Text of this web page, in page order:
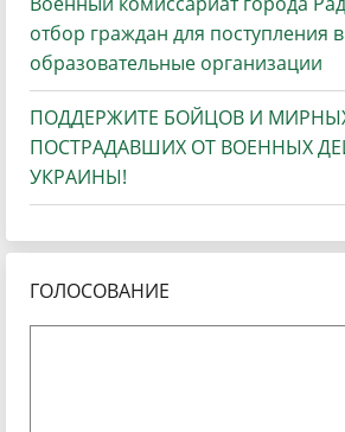
отбор граждан для поступления
образовательные организации
ПОДДЕРЖИТЕ БОЙЦОВ И
ПОСТРАДАВШИХ ОТ ВОЕННЫХ
УКРАИНЫ!
ГОЛОСОВАНИЕ